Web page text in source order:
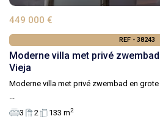
449 000 €
REF - 38243
Moderne villa met privé
Vieja
Moderne villa met privé zwembad en
3
2 133 m2